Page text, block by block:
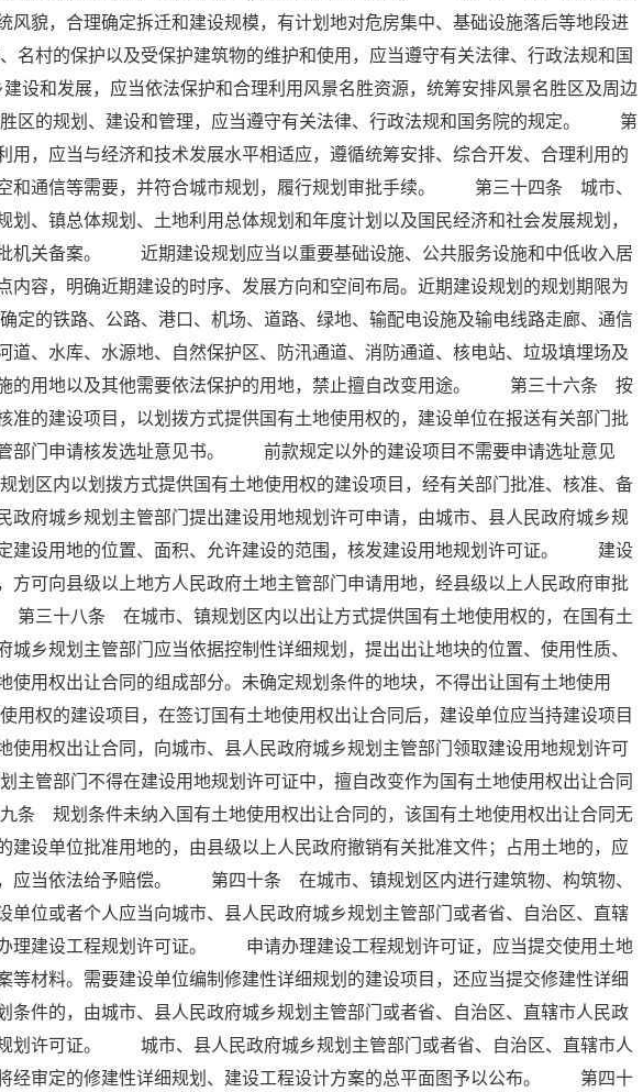
风貌，合理确定拆迁和建设规模，有计划地对危房集中、基础设施落后等地段进
村的保护以及受保护建筑物的维护和使用，应当遵守有关法律、行政法规和国
和发展，应当依法保护和合理利用风景名胜资源，统筹安排风景名胜区及周边
的规划、建设和管理，应当遵守有关法律、行政法规和国务院的规定。 第
，应当与经济和技术发展水平相适应，遵循统筹安排、综合开发、合理利用的
和通信等需要，并符合城市规划，履行规划审批手续。 第三十四条 城市、
划、镇总体规划、土地利用总体规划和年度计划以及国民经济和社会发展规划，
机关备案。 近期建设规划应当以重要基础设施、公共服务设施和中低收入居
内容，明确近期建设的时序、发展方向和空间布局。近期建设规划的规划期限为
铁路、公路、港口、机场、道路、绿地、输配电设施及输电线路走廊、通信
道、水库、水源地、自然保护区、防汛通道、消防通道、核电站、垃圾填埋场及
施的用地以及其他需要依法保护的用地，禁止擅自改变用途。 第三十六条 按
准的建设项目，以划拨方式提供国有土地使用权的，建设单位在报送有关部门批
部门申请核发选址意见书。 前款规定以外的建设项目不需要申请选址意见
内以划拨方式提供国有土地使用权的建设项目，经有关部门批准、核准、备
政府城乡规划主管部门提出建设用地规划许可申请，由城市、县人民政府城乡规
建设用地的位置、面积、允许建设的范围，核发建设用地规划许可证。 建设
方可向县级以上地方人民政府土地主管部门申请用地，经县级以上人民政府审批
三十八条 在城市、镇规划区内以出让方式提供国有土地使用权的，在国有土
城乡规划主管部门应当依据控制性详细规划，提出出让地块的位置、使用性质、
使用权出让合同的组成部分。未确定规划条件的地块，不得出让国有土地使用
权的建设项目，在签订国有土地使用权出让合同后，建设单位应当持建设项目
使用权出让合同，向城市、县人民政府城乡规划主管部门领取建设用地规划许可
管部门不得在建设用地规划许可证中，擅自改变作为国有土地使用权出让合同
规划条件未纳入国有土地使用权出让合同的，该国有土地使用权出让合同无
建设单位批准用地的，由县级以上人民政府撤销有关批准文件；占用土地的，应
应当依法给予赔偿。 第四十条 在城市、镇规划区内进行建筑物、构筑物、
单位或者个人应当向城市、县人民政府城乡规划主管部门或者省、自治区、直辖
理建设工程规划许可证。 申请办理建设工程规划许可证，应当提交使用土地
等材料。需要建设单位编制修建性详细规划的建设项目，还应当提交修建性详细
条件的，由城市、县人民政府城乡规划主管部门或者省、自治区、直辖市人民政
划许可证。 城市、县人民政府城乡规划主管部门或者省、自治区、直辖市人
经审定的修建性详细规划、建设工程设计方案的总平面图予以公布。 第四十